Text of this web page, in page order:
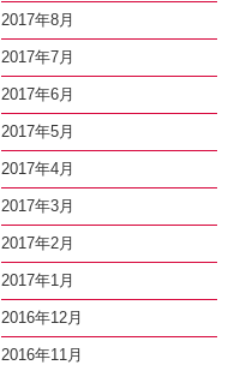
2017年8月
2017年7月
2017年6月
2017年5月
2017年4月
2017年3月
2017年2月
2017年1月
2016年12月
2016年11月